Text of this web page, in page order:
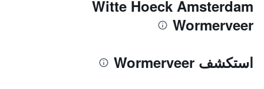
Witte Hoeck Amsterdam
Wormerveer
استكشف Wormerveer